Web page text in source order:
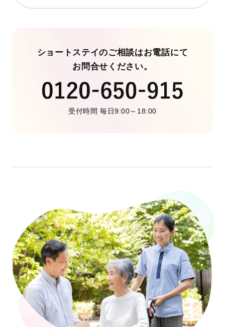
ショートステイのご相談はお電話にて
お問合せください。
受付時間 毎日9:00～18:00